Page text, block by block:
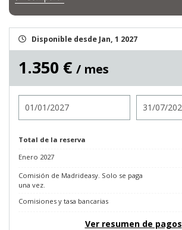
Disponible desde Jan, 1 2027
1.350 € / mes
Total de la reserva
Enero 2027
Comisión de Madrideasy. Solo se paga
una vez.
Comisiones y tasa bancarias
Ver resumen de pagos